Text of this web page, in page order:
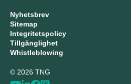
Nyhetsbrev
Sitemap
Integritetspolicy
Tillgänglighet
Whistleblowing
© 2026 TNG